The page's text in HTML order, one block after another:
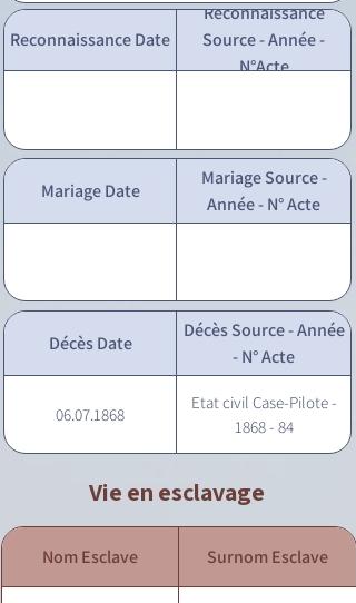
Reconnaissance Date
Reconnaissance
Source - Année -
N°Acte
Mariage Date
Mariage Source -
Année - N° Acte
Décès Date
Décès Source - Année
- N° Acte
06.07.1868
Etat civil Case-Pilote -
1868 - 84
Vie en esclavage
Nom Esclave Surnom Esclave